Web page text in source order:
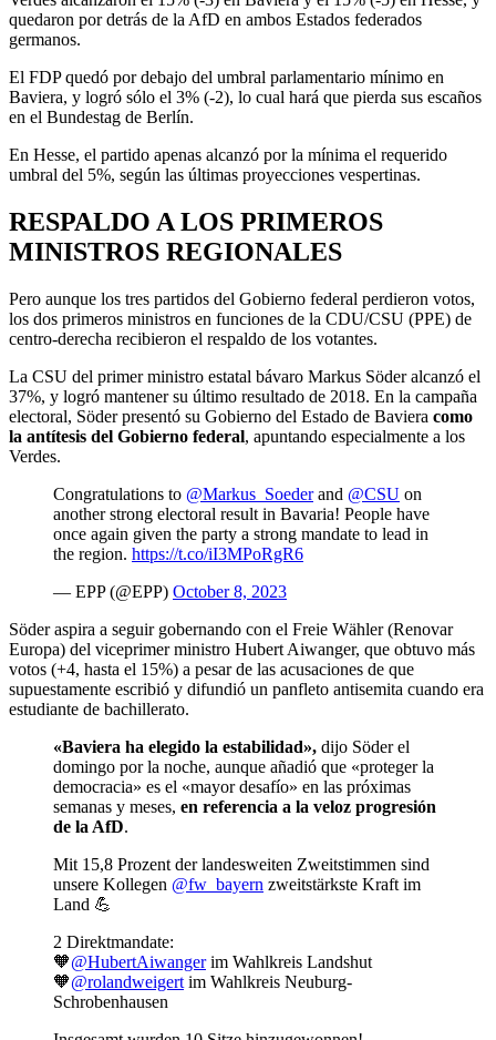
quedaron por detrás de la AfD en ambos Estados federados
germanos.
El FDP quedó por debajo del umbral parlamentario mínimo en
Baviera, y logró sólo el 3% (-2), lo cual hará que pierda sus escaños
en el Bundestag de Berlín.
En Hesse, el partido apenas alcanzó por la mínima el requerido
umbral del 5%, según las últimas proyecciones vespertinas.
RESPALDO A LOS PRIMEROS
MINISTROS REGIONALES
Pero aunque los tres partidos del Gobierno federal perdieron votos,
los dos primeros ministros en funciones de la CDU/CSU (PPE) de
centro-derecha recibieron el respaldo de los votantes.
La CSU del primer ministro estatal bávaro Markus Söder alcanzó el
37%, y logró mantener su último resultado de 2018. En la campaña
electoral, Söder presentó su Gobierno del Estado de Baviera como
la antítesis del Gobierno federal, apuntando especialmente a los
Verdes.
Congratulations to @Markus_Soederand @CSU on
another strong electoral result in Bavaria! People have
once again given the party a strong mandate to lead in
the region. https://t.co/iI3MPoRgR6
— EPP (@EPP) October 8, 2023
Söder aspira a seguir gobernando con el Freie Wähler (Renovar
Europa) del viceprimer ministro Hubert Aiwanger, que obtuvo más
votos (+4, hasta el 15%) a pesar de las acusaciones de que
supuestamente escribió y difundió un panfleto antisemita cuando era
estudiante de bachillerato.
«Baviera ha elegido la estabilidad», dijo Söder el
domingo por la noche, aunque añadió que «proteger la
democracia» es el «mayor desafío» en las próximas
semanas y meses, en referencia a la veloz progresión
de la AfD.
Mit 15,8 Prozent der landesweiten Zweitstimmen sind
unsere Kollegen @fw_bayern zweitstärkste Kraft im
Land 💪
2 Direktmandate:
🧡@HubertAiwangerim Wahlkreis Landshut
🧡@rolandweigert im Wahlkreis Neuburg-
Schrobenhausen